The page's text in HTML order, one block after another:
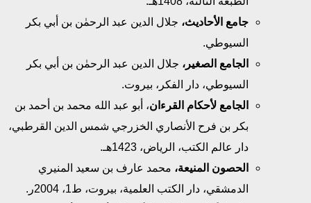
جامع الأحاديث، جلال الدين عبد الرحمٰن بن أبي بكر
السيوطي.
الجامع الصغير، جلال الدين عبد الرحمٰن بن أبي بكر
السيوطي، دار الفكر، بيروت.
الجامع لأحكام القرءان، أبو عبد الله محمد بن أحمد بن
بكر بن فرح الأنصاري الخزرجي شمس الدين القرطبي،
دار عالم الكتب، الرياض، 1423هـ.
الحصون المنيعة، محمد عارف بن سعيد المنيري
الدمشقي، دار الكتب العلمية، بيروت، ط1، 2004ر.